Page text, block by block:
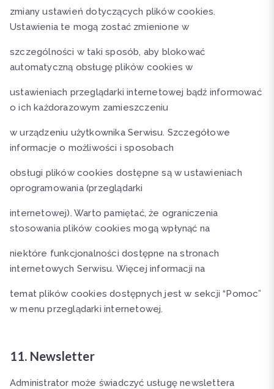
zmiany ustawień dotyczących plików cookies.
Ustawienia te mogą zostać zmienione w
szczególności w taki sposób, aby blokować
automatyczną obsługę plików cookies w
ustawieniach przeglądarki internetowej bądź informować
o ich każdorazowym zamieszczeniu
w urządzeniu użytkownika Serwisu. Szczegółowe
informacje o możliwości i sposobach
obsługi plików cookies dostępne są w ustawieniach
oprogramowania (przeglądarki
internetowej). Warto pamiętać, że ograniczenia
stosowania plików cookies mogą wpłynąć na
niektóre funkcjonalności dostępne na stronach
internetowych Serwisu. Więcej informacji na
temat plików cookies dostępnych jest w sekcji “Pomoc”
w menu przeglądarki internetowej.
11. Newsletter
Administrator może świadczyć usługę newslettera